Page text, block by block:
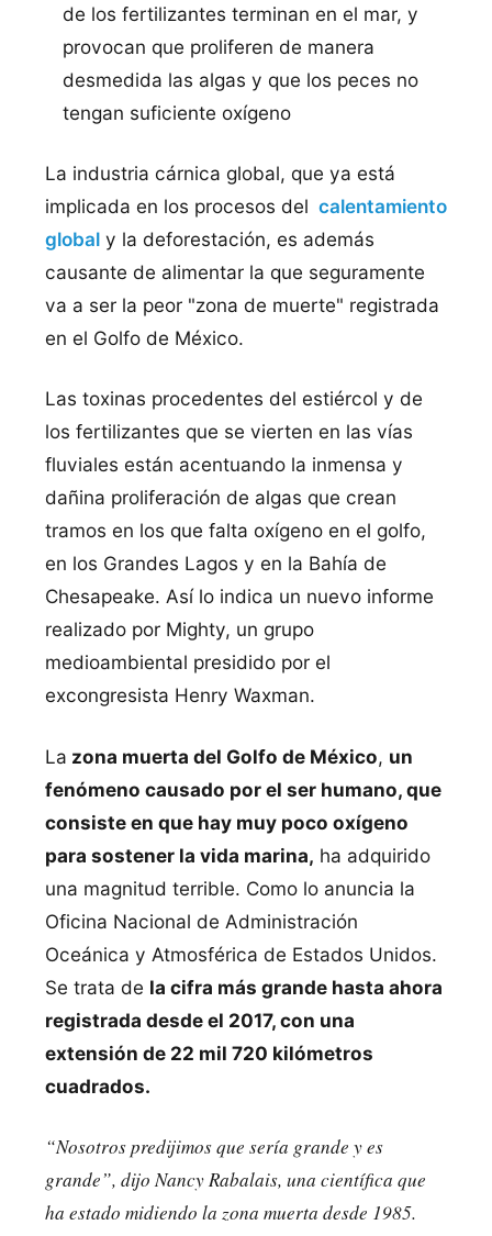
de los fertilizantes terminan en el mar, y
provocan que proliferen de manera
desmedida las algas y que los peces no
tengan suficiente oxígeno
La industria cárnica global, que ya está
implicada en los procesos del calentamiento
globaly la deforestación, es además
causante de alimentar la que seguramente
va a ser la peor "zona de muerte" registrada
en el Golfo de México.
Las toxinas procedentes del estiércol y de
los fertilizantes que se vierten en las vías
fluviales están acentuando la inmensa y
dañina proliferación de algas que crean
tramos en los que falta oxígeno en el golfo,
en los Grandes Lagos y en la Bahía de
Chesapeake. Así lo indica un nuevo informe
realizado por Mighty, un grupo
medioambiental presidido por el
excongresista Henry Waxman.
La zona muerta del Golfo de México, un
fenómeno causado por el ser humano, que
consiste en que hay muy poco oxígeno
para sostener la vida marina, ha adquirido
una magnitud terrible. Como lo anuncia la
Oficina Nacional de Administración
Oceánica y Atmosférica de Estados Unidos.
Se trata de la cifra más grande hasta ahora
registrada desde el 2017, con una
extensión de 22 mil 720 kilómetros
cuadrados.
“Nosotros predijimos que sería grande y es
grande”, dijo Nancy Rabalais, una científica que
ha estado midiendo la zona muerta desde 1985.